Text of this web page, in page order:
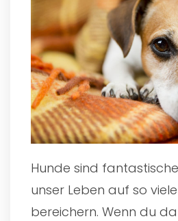
Hunde sind
unser Leben auf so
bereichern. Wenn du